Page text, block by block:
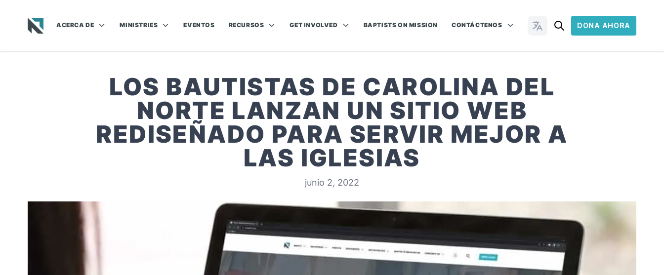
ACERCA DE MINISTRIES EVENTOS RECURSOS GET INVOLVED BAPTISTS ON MISSION CONTÁCTENOS Cambiar idiomaDONA AHORA
LOS BAUTISTAS DE CAROLINA DEL
NORTE LANZAN UN SITIO WEB
REDISEÑADO PARA SERVIR MEJOR A
LAS IGLESIAS
junio 2, 2022